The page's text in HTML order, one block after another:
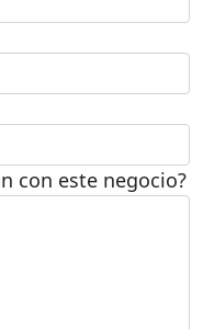
con este negocio?